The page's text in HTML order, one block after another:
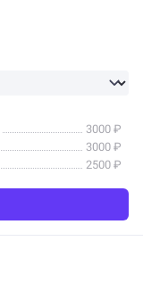
3000 ₽
3000 ₽
2500 ₽